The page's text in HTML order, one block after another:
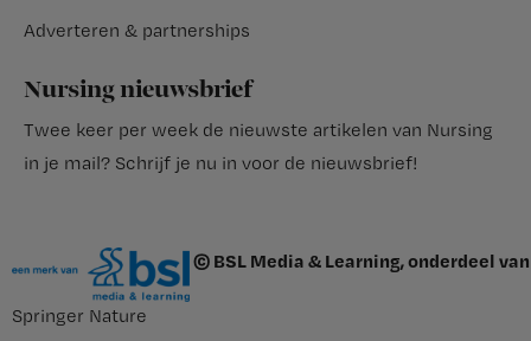
Adverteren & partnerships
Nursing nieuwsbrief
Twee keer per week de nieuwste artikelen van Nursing
in je mail? Schrijf je nu in voor de nieuwsbrief!
© BSL Media & Learning, onderdeel van
Springer Nature